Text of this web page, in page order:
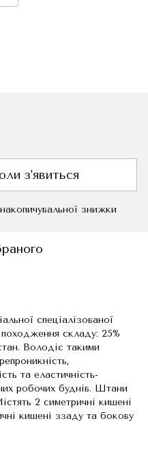
з'явиться
знижки
спеціалізованої
складу: 25%
Володіє такими
та еластичність-
робочих буднів. Штани
2 симетричні кишені
кишені ззаду та бокову